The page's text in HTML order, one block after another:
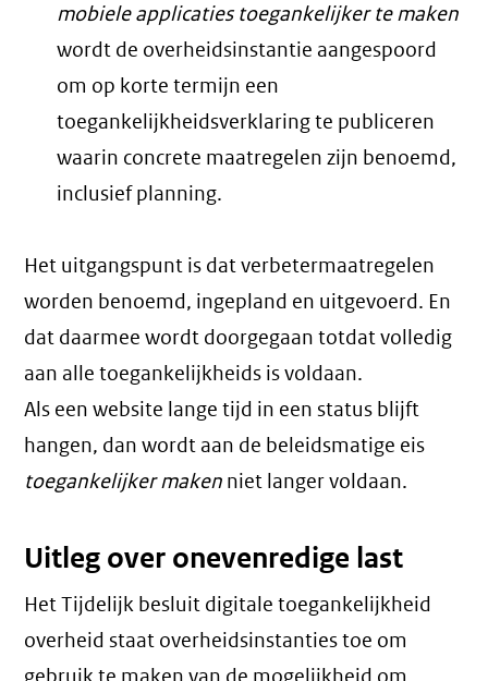
mobiele applicaties toegankelijker te maken
wordt de overheidsinstantie aangespoord
om op korte termijn een
toegankelijkheidsverklaring te publiceren
waarin concrete maatregelen zijn benoemd,
inclusief planning.
Het uitgangspunt is dat verbetermaatregelen
worden benoemd, ingepland en uitgevoerd. En
dat daarmee wordt doorgegaan totdat volledig
aan alle toegankelijkheids is voldaan.
Als een website lange tijd in een status blijft
hangen, dan wordt aan de beleidsmatige eis
toegankelijker maken niet langer voldaan.
Uitleg over onevenredige last
Het Tijdelijk besluit digitale toegankelijkheid
overheid staat overheidsinstanties toe om